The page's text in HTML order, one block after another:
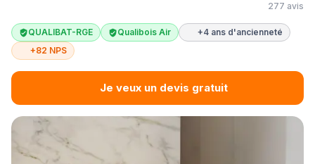
277 avis
QUALIBAT-RGE Qualibois Air
+4 ans d'ancienneté
+82 NPS
Je veux un devis gratuit